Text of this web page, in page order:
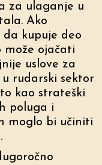
za ulaganje u
Ako
kupuje deo
može ojačati
uslove za
rudarski sektor
kao strateški
poluga i
moglo bi učiniti